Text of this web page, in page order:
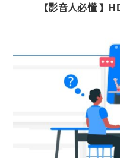
【影音人必懂 】